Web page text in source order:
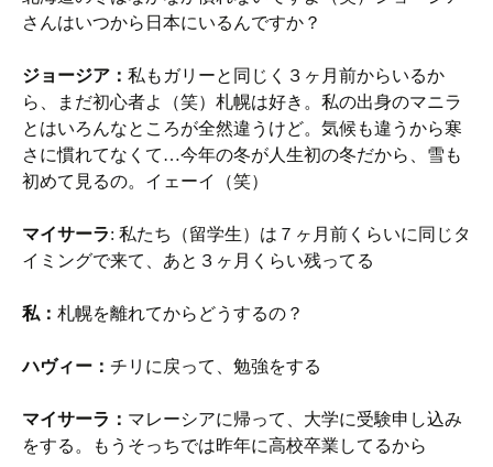
さんはいつから日本にいるんですか？
ジョージア： 私もガリーと同じく３ヶ月前からいるか
ら、まだ初心者よ（笑）札幌は好き。私の出身のマニラ
とはいろんなところが全然違うけど。気候も違うから寒
さに慣れてなくて…今年の冬が人生初の冬だから、雪も
初めて見るの。イェーイ（笑）
マイサーラ: 私たち（留学生）は７ヶ月前くらいに同じタ
イミングで来て、あと３ヶ月くらい残ってる
私： 札幌を離れてからどうするの？
ハヴィー： チリに戻って、勉強をする
マイサーラ： マレーシアに帰って、大学に受験申し込み
をする。もうそっちでは昨年に高校卒業してるから